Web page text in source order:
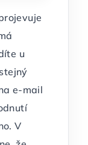
u
e-mail
V